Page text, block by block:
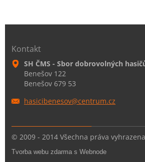
Kontakt
SH ČMS - Sbor dobrovolných
Benešov 122
Benešov 679 53
hasicibenesov@centrum.cz
© 2009 - 2014 Všechna práva
Tvorba webu zdarma s Webnode